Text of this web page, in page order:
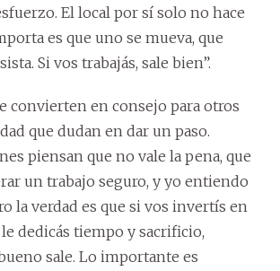
El local por sí solo no hace
es que uno se mueva, que
Si vos trabajás, sale bien”.
convierten en consejo para otros
que dudan en dar un paso.
piensan que no vale la pena, que
un trabajo seguro, y yo entiendo
la verdad es que si vos invertís en
dedicás tiempo y sacrificio,
sale. Lo importante es